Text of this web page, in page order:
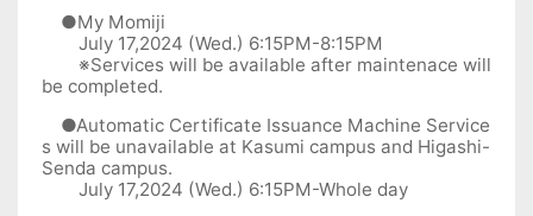
●My Momiji
July 17,2024 (Wed.) 6:15PM-8:15PM
※Services will be available after maintenace will
be completed.
●Automatic Certificate Issuance Machine Service
s will be unavailable at Kasumi campus and Higashi-
Senda campus.
July 17,2024 (Wed.) 6:15PM-Whole day